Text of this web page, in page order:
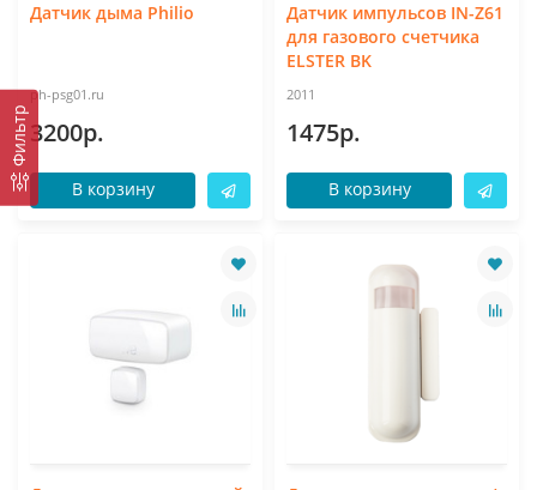
Датчик дыма Philio
ph-psg01.ru
3200р.
В корзину
Датчик импульсов IN-Z61
для газового счетчика
ELSTER BK
2011
1475р.
В корзину
Фильтр